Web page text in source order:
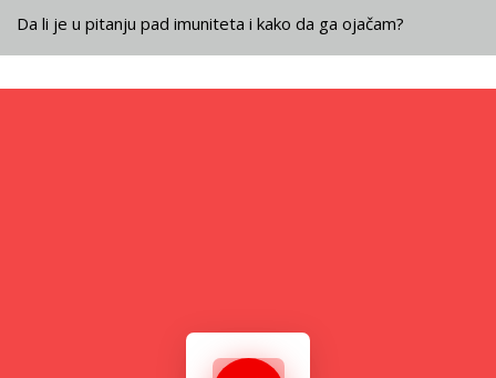
Da li je u pitanju pad imuniteta i kako da ga ojačam?